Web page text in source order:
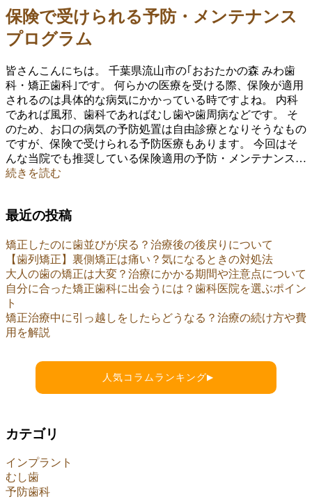
保険で受けられる予防・メンテナンス
プログラム
皆さんこんにちは。 千葉県流山市の｢おおたかの森 みわ歯
科・矯正歯科｣です。 何らかの医療を受ける際、保険が適用
されるのは具体的な病気にかかっている時ですよね。 内科
であれば風邪、歯科であればむし歯や歯周病などです。 そ
のため、お口の病気の予防処置は自由診療となりそうなもの
ですが、保険で受けられる予防医療もあります。 今回はそ
んな当院でも推奨している保険適用の予防・メンテナンス…
続きを読む
最近の投稿
矯正したのに歯並びが戻る？治療後の後戻りについて
【歯列矯正】裏側矯正は痛い？気になるときの対処法
大人の歯の矯正は大変？治療にかかる期間や注意点について
自分に合った矯正歯科に出会うには？歯科医院を選ぶポイン
ト
矯正治療中に引っ越しをしたらどうなる？治療の続け方や費
用を解説
▶
人気コラムランキング
カテゴリ
インプラント
むし歯
予防歯科